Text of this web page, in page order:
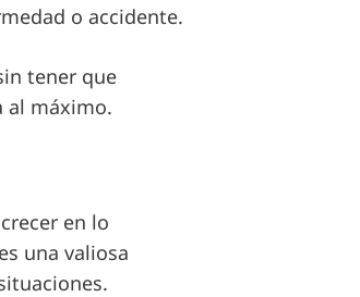
o accidente.
tener que
al máximo.
en lo
una valiosa